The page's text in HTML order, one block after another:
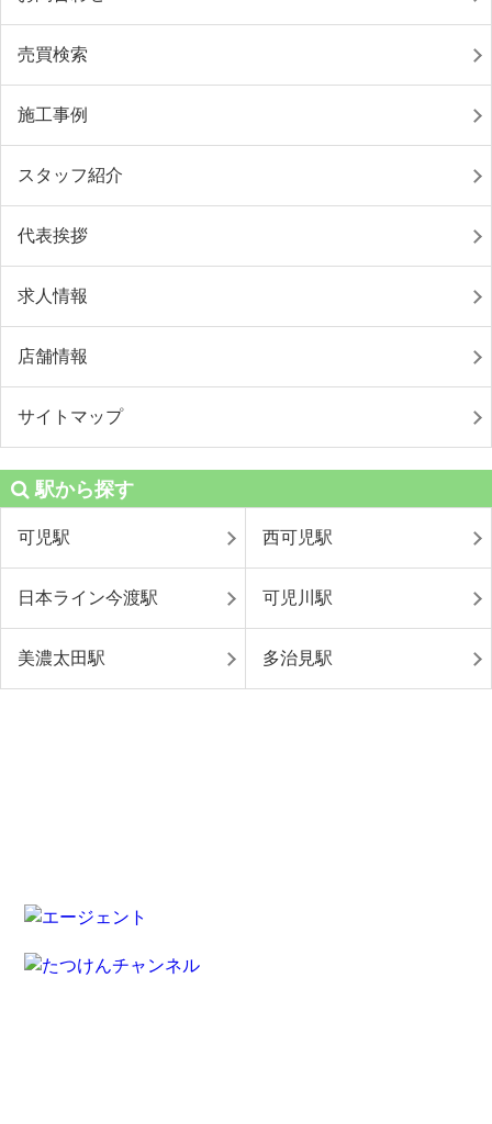
売買検索
施工事例
スタッフ紹介
代表挨拶
求人情報
店舗情報
サイトマップ
駅から探す
可児駅 西可児駅
日本ライン今渡駅 可児川駅
美濃太田駅 多治見駅